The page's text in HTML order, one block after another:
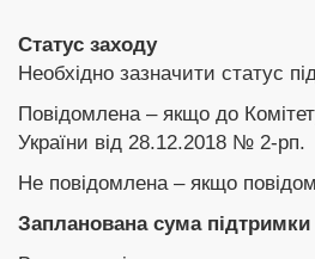
Статус заходу
Необхідно зазначити статус
Повідомлена – якщо до
України від 28.12.2018 № 2-рп.
Не повідомлена – якщо
Запланована сума